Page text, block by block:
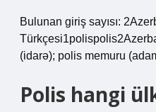
Bulunan giriş sayısı:
(idarə); polis memuru
Polis hangi